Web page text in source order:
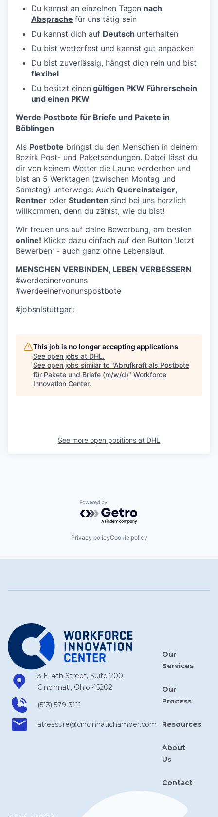
Du kannst an einzelnen Tagen nach
Absprache für uns tätig sein
Du kannst dich auf Deutsch unterhalten
Du bist wetterfest und kannst gut anpacken
Du bist zuverlässig, hängst dich rein und bist
flexibel
Du besitzt einen gültigen PKW Führerschein
und einen PKW
Werde Postbote für Briefe und Pakete in
Böblingen
Als Postbote bringst du den Menschen in deinem
Bezirk Post- und Paketsendungen. Dabei lässt du
dir von keinem Wetter die Laune verderben und
bist an 5 Werktagen (zwischen Montag und
Samstag) unterwegs. Auch Quereinsteiger,
Rentner oder Studenten sind bei uns herzlich
willkommen, denn du zählst, wie du bist!
Wir freuen uns auf deine Bewerbung, am besten
online! Klicke dazu einfach auf den Button 'Jetzt
Bewerben' - auch ganz ohne Lebenslauf.
MENSCHEN VERBINDEN, LEBEN VERBESSERN
#werdeeinervonuns
#werdeeinervonunspostbote
#jobsnlstuttgart
This job is no longer accepting applications
See open jobs at DHL.
See open jobs similar to "Abrufkraft als Postbote
für Pakete und Briefe (m/w/d)" Workforce
Innovation Center.
See more open positions at DHL
Powered by Getro.com
Privacy policyCookie policy
3 E. 4th Street, Suite 200
Cincinnati, Ohio 45202
(513) 579-3111
atreasure​@cincinnatichamber​.com
Our
Services
Our
Process
Resources
About
Us
Contact